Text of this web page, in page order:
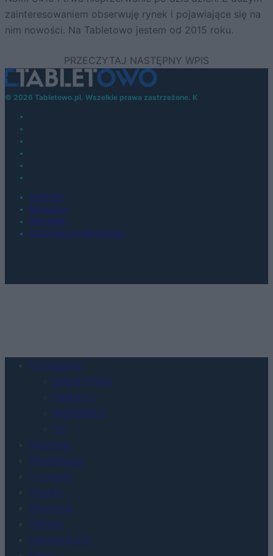
zainteresowaniem obserwuję rynek i pojawiające się na
nim nowości. Na Tabletowo jestem od 2015 roku.
© 2026 Tabletowo.pl. Wszelkie prawa zastrzeżone. K
KONTAKT
REDAKCJA
REKLAMA
POLITYKA PRYWATNOŚCI
Urządzenia
SMARTFONY
TABLETY
WEARABLE
TV
Recenzje
Porównania
Co kupić
Porady
Promocje
FinTech
Hardware PC